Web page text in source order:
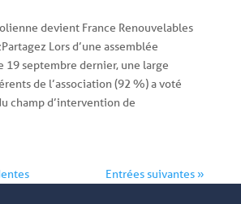
devient France Renouvelables
Lors d’une assemblée
19 septembre dernier, une large
de l’association (92 %) a voté
champ d’intervention de
Entrées suivantes »